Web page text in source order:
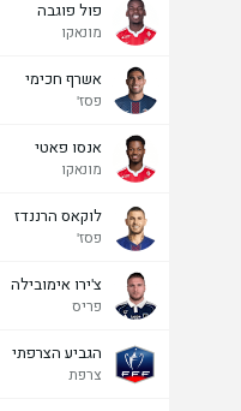
פול פוגבה
מונאקו
אשרף חכימי
פסז'
אנסו פאטי
מונאקו
לוקאס הרננדז
פסז'
צ'ירו אימובילה
פריס
הגביע הצרפתי
צרפת